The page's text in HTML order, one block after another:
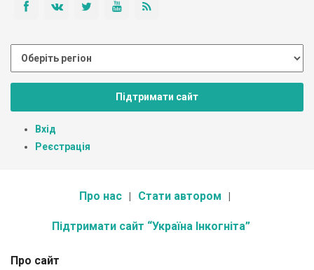
Підтримати сайт
Вхід
Реєстрація
Про нас Стати автором
Підтримати сайт “Україна Інкогніта”
Про сайт